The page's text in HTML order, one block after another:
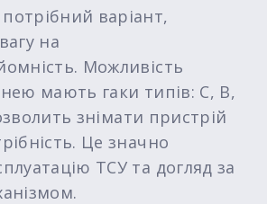
варіант,
на
Можливість
мають гаки типів: C, B,
знімати пристрій
Це значно
ТСУ та догляд за